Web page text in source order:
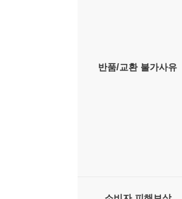
반품/교환 불가사유